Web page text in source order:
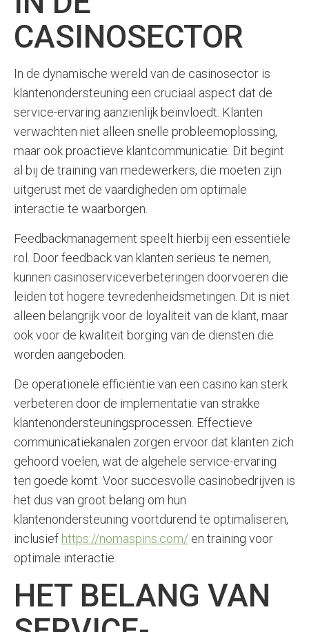
CASINOSECTOR
In de dynamische wereld van de casinosector is
klantenondersteuning een cruciaal aspect dat de
service-ervaring aanzienlijk beïnvloedt. Klanten
verwachten niet alleen snelle probleemoplossing,
maar ook proactieve klantcommunicatie. Dit begint
al bij de training van medewerkers, die moeten zijn
uitgerust met de vaardigheden om optimale
interactie te waarborgen.
Feedbackmanagement speelt hierbij een essentiële
rol. Door feedback van klanten serieus te nemen,
kunnen casinoserviceverbeteringen doorvoeren die
leiden tot hogere tevredenheidsmetingen. Dit is niet
alleen belangrijk voor de loyaliteit van de klant, maar
ook voor de kwaliteit borging van de diensten die
worden aangeboden.
De operationele efficiëntie van een casino kan sterk
verbeteren door de implementatie van strakke
klantenondersteuningsprocessen. Effectieve
communicatiekanalen zorgen ervoor dat klanten zich
gehoord voelen, wat de algehele service-ervaring
ten goede komt. Voor succesvolle casinobedrijven is
het dus van groot belang om hun
klantenondersteuning voortdurend te optimaliseren,
inclusief https://nomaspins.com/ en training voor
optimale interactie.
HET BELANG VAN